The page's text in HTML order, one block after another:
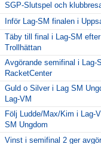
Lilla Badmintonligan
Medlemsinformation
Täby Badminton
Täby International Para
SGP-Slutspel och
Inför Lag-SM finalen i
Täby till final i Lag-SM
Trollhättan
Avgörande semifinal i Lag-
RacketCenter
Guld o Silver i Lag SM
Lag-VM
Följ Ludde/Max/Kim i Lag-
SM Ungdom
Vinst i semifinal 2 ger